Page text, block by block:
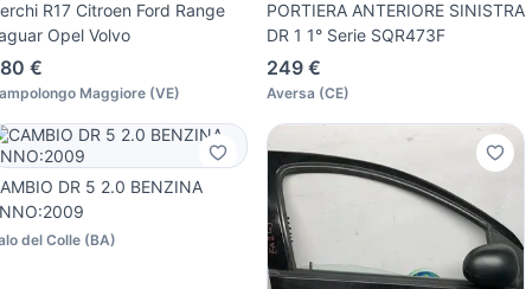
R17 Citroen Ford Range
Opel Volvo
€
Maggiore (VE)
PORTIERA ANTERIORE SINISTRA
DR 1 1° Serie SQR473F
249 €
Aversa (CE)
DR 5 2.0 BENZINA
del Colle (BA)